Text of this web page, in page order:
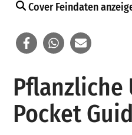
Cover Feindaten
Pocket